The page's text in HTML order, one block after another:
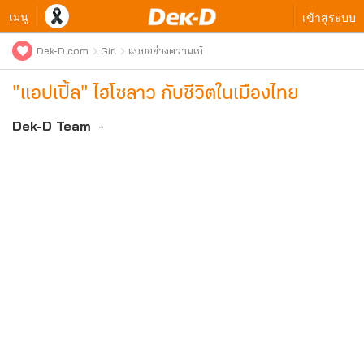
เมนู เข้าสู่ระบบ
Dek-D.com Girl แบบอย่างความเก๋
"แอปเปิ้ล" ไฮโซลาว กับชีวิตในเมืองไทย
Dek-D Team -